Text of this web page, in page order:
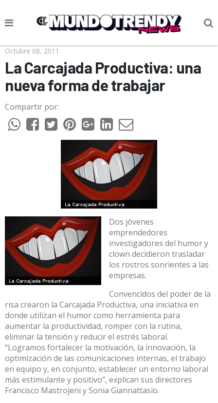
NOTICIAS
CULTURA POP
CIENCIA Y TECNOLOGÍA
VIDA
SOCIEDAD
CULTURIZANDO.COM
Octubre 08, 2011
La Carcajada Productiva: una
nueva forma de trabajar
Compartir por:
Dos jóvenes
emprendedores
investigadores del humor y
clown decidieron trasladar
los rostros sonrientes a las
empresas.
Convencidos del poder de la
risa crearon la Carcajada Productiva, una iniciativa en
donde utilizan el humor como herramienta para
aumentar la productividad, romper con la rutina,
eliminar la tensión y reducir el estrés laboral.
“Logramos fortalecer la motivación, la innovación, la
optimización de las comunicaciones internas, el trabajo
en equipo y, en conjunto, establecer un entorno laboral
más estimulante y positivo”, explican sus directores
Francisco Mastrojeni y Sonia Giannattasio.